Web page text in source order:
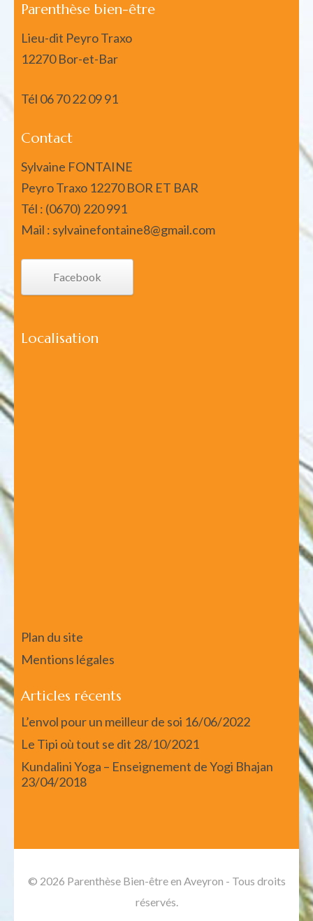
Parenthèse bien-être
Lieu-dit Peyro Traxo
12270 Bor-et-Bar
Tél 06 70 22 09 91
Contact
Sylvaine FONTAINE
Peyro Traxo 12270 BOR ET BAR
Tél : (0670) 220 991
Mail : sylvainefontaine8@gmail.com
Facebook
Localisation
Plan du site
Mentions légales
Articles récents
L’envol pour un meilleur de soi 16/06/2022
Le Tipi où tout se dit 28/10/2021
Kundalini Yoga – Enseignement de Yogi Bhajan
23/04/2018
© 2026 Parenthèse Bien-être en Aveyron - Tous droits
réservés.